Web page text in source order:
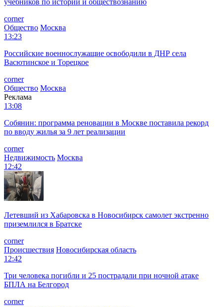
corner
Общество Москва
13:23
Российские военнослужащие освободили в ДНР села
Васютинское и Торецкое
corner
Общество Москва
Реклама
13:08
Собянин: программа реновации в Москве поставила рекорд
по вводу жилья за 9 лет реализации
corner
Недвижимость Москва
12:42
Летевший из Хабаровска в Новосибирск самолет экстренно
приземлился в Братске
corner
Происшествия Новосибирская область
12:42
Три человека погибли и 25 пострадали при ночной атаке
БПЛА на Белгород
corner